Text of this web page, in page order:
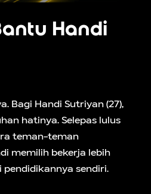
Handi
Bagi Handi Sutriyan (27),
hatinya. Selepas lulus
teman-teman
memilih bekerja lebih
sendiri.